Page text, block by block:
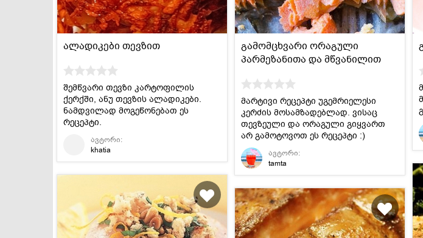
ალადიკები თევზით
შემწვარი თევზი კარტოფილის
ქერქში, ანუ თევზის ალადიკები.
ნამდვილად მოგეწონებათ ეს
რეცეპტი.
ავტორი:
khatia
გამომცხვარი ორაგული
პარმეზანითა და მწვანილით
მარტივი რეცეპტი უგემრიელესი
კერძის მოსამზადებლად. ვისაც
თევზეული და ორაგული გიყვართ
არ გამოტოვოთ ეს რეცეპტი :)
ავტორი:
tamta